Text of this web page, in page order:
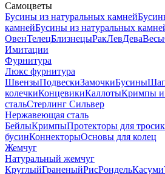
Самоцветы
Бусины из натуральных камней
камнейБусины из натуральных
ОвенТелецБлизнецыРакЛевДеваВесы
Имитации
Фурнитура
Люкс фурнитура
ШвензыПодвескиЗамочкиБусины
колечкиКонцевикиКаллотыКримпы и
стальСтерлинг Сильвер
Нержавеющая сталь
БейлыКримпыПротекторы для
бусинКоннекторыОсновы для колец
Жемчуг
Натуральный жемчуг
КруглыйГраненыйРисРондельКасуми